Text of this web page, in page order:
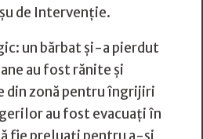
de Intervenție.
un bărbat și-a pierdut
au fost rănite și
din zonă pentru îngrijiri
au fost evacuați în